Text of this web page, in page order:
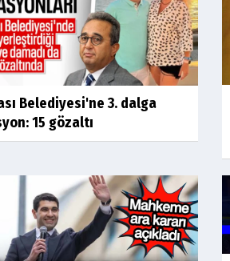
Belediyesi'ne 3. dalga
15 gözaltı